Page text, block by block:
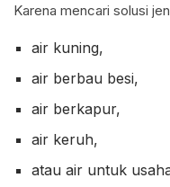
Karena mencari solusi
air kuning,
air berbau besi,
air berkapur,
air keruh,
atau air untuk